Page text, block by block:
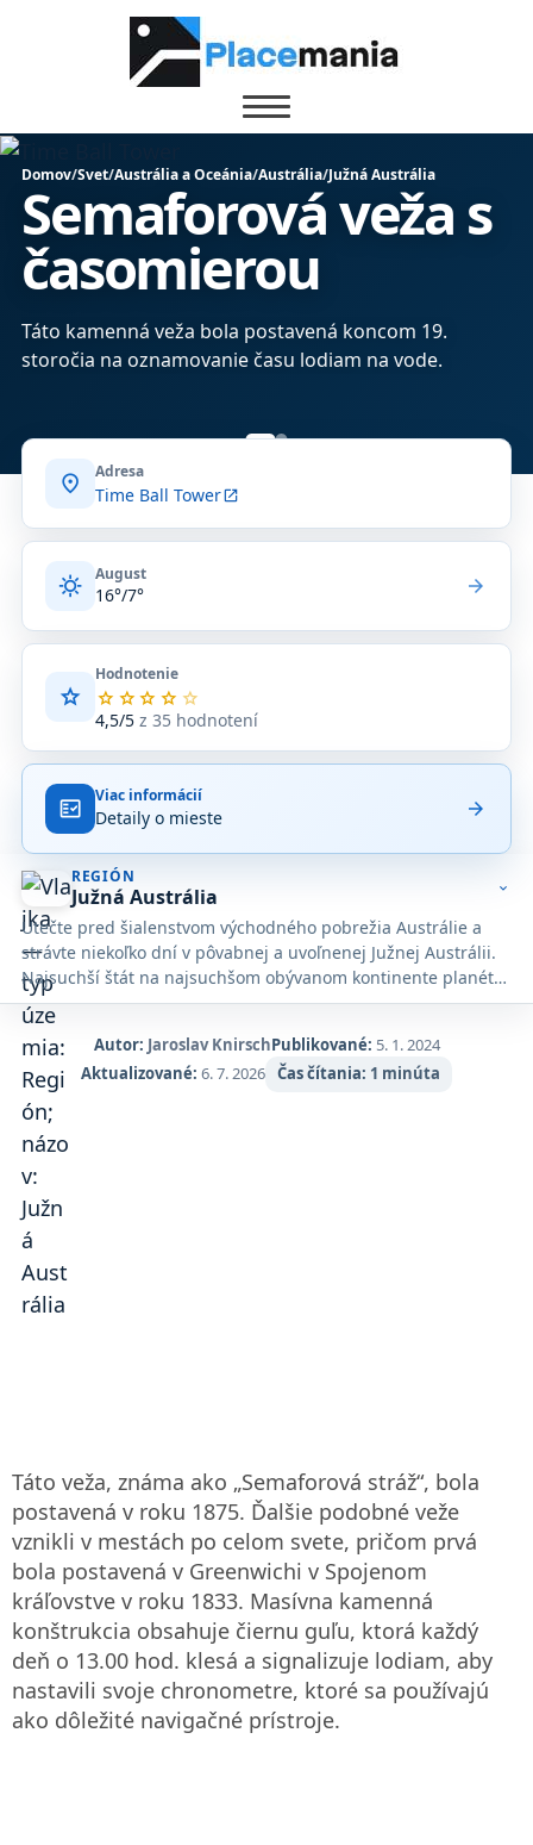
Domov/Svet/Austrália a Oceánia/Austrália/Južná Austrália
Semaforová veža s
časomierou
Táto kamenná veža bola postavená koncom 19.
storočia na oznamovanie času lodiam na vode.
location_on Adresa
Time Ball Toweropen_in_new
sunny August
16°/7° arrow_forward
star
Hodnotenie
star star star star star
4,5/5z 35 hodnotení
Priemerné
hodnotenie
z
na
základe
35
hodnotení
na
Google
Maps.
fact_check Viac informácií
Detaily o mieste arrow_forward
REGIÓN
Južná Austrália
Utečte pred šialenstvom východného pobrežia Austrálie a
strávte niekoľko dní v pôvabnej a uvoľnenej Južnej Austrálii.
Najsuchší štát na najsuchšom obývanom kontinente planéty
Južná Austrália prekonáva horúčavy tým, že oslavuje
najlepšie veci v živote: peknú krajinu, pekné festivaly, pekné
jedlo a (...dobre, zabudnite na ostatné tri) dobré víno.
expand_more
Autor: Jaroslav KnirschPublikované: 5. 1. 2024
Aktualizované: 6. 7. 2026 Čas čítania: 1 minúta
Táto veža, známa ako „Semaforová stráž“, bola
postavená v roku 1875. Ďalšie podobné veže
vznikli v mestách po celom svete, pričom prvá
bola postavená v Greenwichi v Spojenom
kráľovstve v roku 1833. Masívna kamenná
konštrukcia obsahuje čiernu guľu, ktorá každý
deň o 13.00 hod. klesá a signalizuje lodiam, aby
nastavili svoje chronometre, ktoré sa používajú
ako dôležité navigačné prístroje.